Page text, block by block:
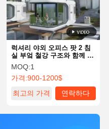
럭셔리 야외 오피스 팟 2 침
실 부엌 철강 구조와 함께 상
업 공간
MOQ:1
가격:900-1200$
최고의 가격
연락하다